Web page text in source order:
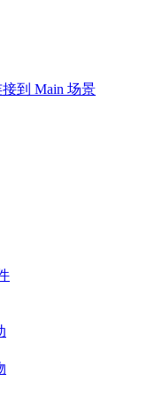
到 Main 场景